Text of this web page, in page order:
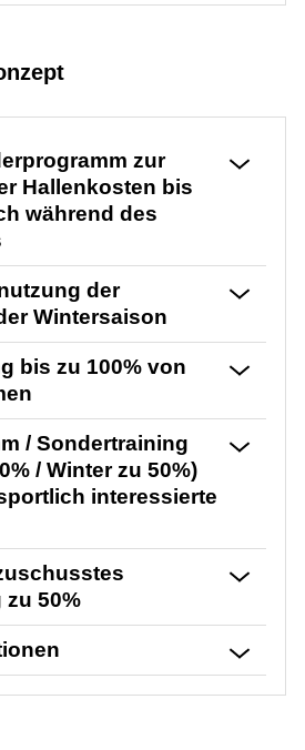
zur
Hallenkosten bis
während des
der
Wintersaison
bis zu 100% von
/ Sondertraining
/ Winter zu 50%)
interessierte
50%